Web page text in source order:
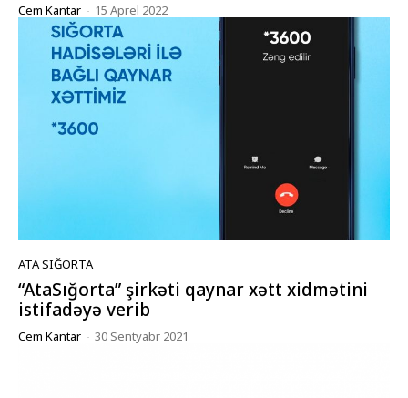
Cem Kantar - 15 Aprel 2022
ATA SIĞORTA
“AtaSığorta” şirkəti qaynar xətt xidmətini
istifadəyə verib
Cem Kantar - 30 Sentyabr 2021